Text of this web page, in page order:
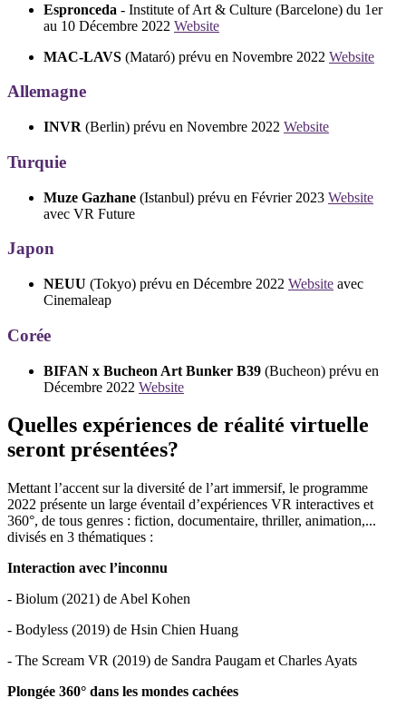
Espronceda - Institute of Art & Culture (Barcelone) du 1er
au 10 Décembre 2022 Website
MAC-LAVS (Mataró) prévu en Novembre 2022 Website
Allemagne
INVR (Berlin) prévu en Novembre 2022 Website
Turquie
Muze Gazhane (Istanbul) prévu en Février 2023 Website
avec VR Future
Japon
NEUU (Tokyo) prévu en Décembre 2022 Website avec
Cinemaleap
Corée
BIFAN x Bucheon Art Bunker B39 (Bucheon) prévu en
Décembre 2022 Website
Quelles expériences de réalité virtuelle
seront présentées?
Mettant l’accent sur la diversité de l’art immersif, le programme
2022 présente un large éventail d’expériences VR interactives et
360°, de tous genres : fiction, documentaire, thriller, animation,...
divisés en 3 thématiques :
Interaction avec l’inconnu
- Biolum (2021) de Abel Kohen
- Bodyless (2019) de Hsin Chien Huang
- The Scream VR (2019) de Sandra Paugam et Charles Ayats
Plongée 360° dans les mondes cachées